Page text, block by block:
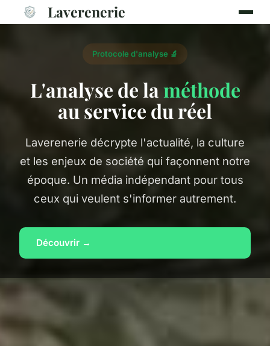
Laverenerie
Protocole d'analyse 🔬
L'analyse de laméthode
au service du réel
Laverenerie décrypte l'actualité, la culture
et les enjeux de société qui façonnent notre
époque. Un média indépendant pour tous
ceux qui veulent s'informer autrement.
Découvrir →